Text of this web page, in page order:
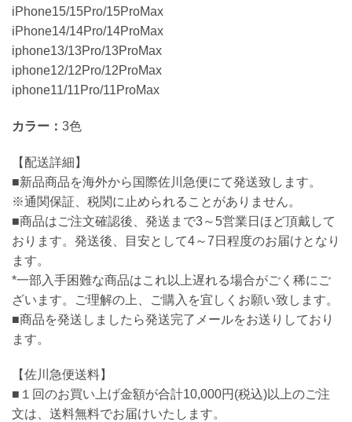
iPhone15/15Pro/15ProMax
iPhone14/14Pro/14ProMax
iphone13/13Pro/13ProMax
iphone12/12Pro/12ProMax
iphone11/11Pro/11ProMax
カラー： 3色
【配送詳細】
■新品商品を海外から国際佐川急便にて発送致します。
※通関保証、税関に止められることがありません。
■商品はご注文確認後、発送まで3～5営業日ほど頂戴して
おります。発送後、目安として4～7日程度のお届けとなり
ます。
*一部入手困難な商品はこれ以上遅れる場合がごく稀にご
ざいます。ご理解の上、ご購入を宜しくお願い致します。
■商品を発送しましたら発送完了メールをお送りしており
ます。
【佐川急便送料】
■１回のお買い上げ金額が合計10,000円(税込)以上のご注
文は、送料無料でお届けいたします。